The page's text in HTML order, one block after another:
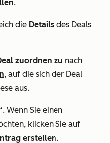
.
die Details des Deals
zuordnen zu nach
, auf die sich der Deal
aus.
. Wenn Sie einen
klicken Sie auf
erstellen.